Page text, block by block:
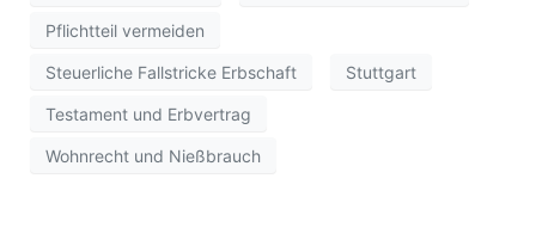
Pflichtteil vermeiden
Steuerliche Fallstricke Erbschaft Stuttgart
Testament und Erbvertrag
Wohnrecht und Nießbrauch